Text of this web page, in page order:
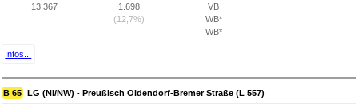
13.367
1.698
(12,7%)
VB
WB*
WB*
Infos...
B 65 LG (NI/NW) - Preußisch Oldendorf-Bremer Straße (L 557)